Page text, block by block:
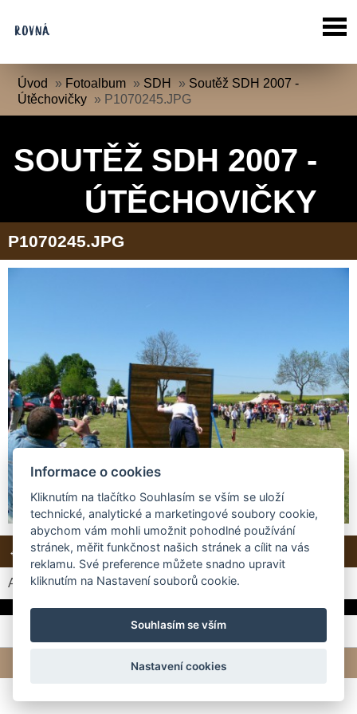
Úvod » Fotoalbum » SDH » Soutěž SDH 2007 -
Útěchovičky » P1070245.JPG
SOUTĚŽ SDH 2007 -
ÚTĚCHOVIČKY
P1070245.JPG
← Předchozí Další → Zpět do složky
Automatické procházení: 3|4|5| 6|7(čas ve vteřinách)
© 2026 eStránky.cz | Tvorba webových stránek
Informace o cookies
Kliknutím na tlačítko Souhlasím se vším se uloží
technické, analytické a marketingové soubory cookie,
abychom vám mohli umožnit pohodlné používání
stránek, měřit funkčnost našich stránek a cílit na vás
reklamu. Své preference můžete snadno upravit
kliknutím na Nastavení souborů cookie.
Souhlasím se vším
Nastavení cookies